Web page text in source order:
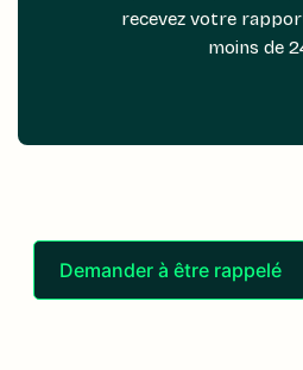
recevez votre
moins de
Demander à être rappelé